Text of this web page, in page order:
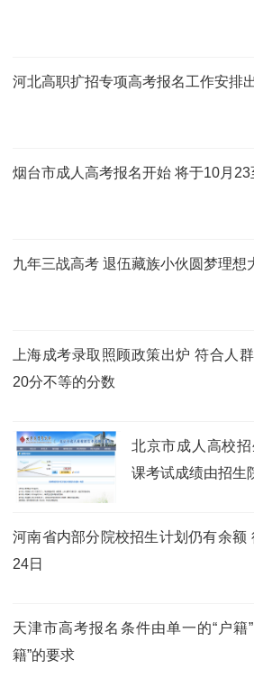
河北高职扩招专项高考报名工作安排
烟台市成人高考报名开始 将于10月
九年三战高考 退伍藏族小伙圆梦理想
上海成考录取照顾政策出炉 符合人
20分不等的分数
北京市成人高校
课考试成绩由招生
河南省内部分院校招生计划仍有余额
24日
天津市高考报名条件由单一的“户籍
籍”的要求